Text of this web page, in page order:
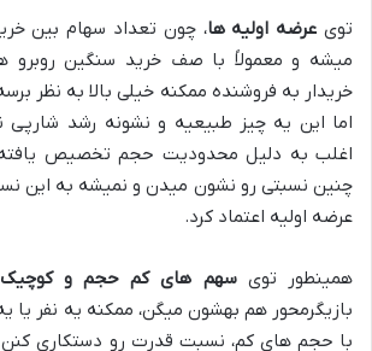
توی عرضه اولیه ها، چون تعداد سهام بین
میشه و معمولاً با صف خرید سنگین
خریدار به فروشنده ممکنه خیلی بالا به نظر
اما این یه چیز طبیعیه و نشونه رشد
اغلب به دلیل محدودیت حجم تخصیص یافته
چنین نسبتی رو نشون میدن و نمیشه به این
عرضه اولیه اعتماد کرد.
همینطور تویسهم های کم حجم و کوچیک
بازیگرمحور هم بهشون میگن، ممکنه یه نفر یا
با حجم های کم، نسبت قدرت رو دستکاری کنن